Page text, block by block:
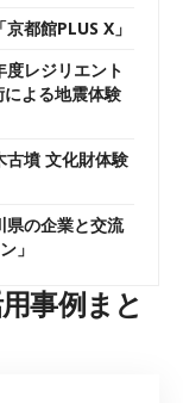
都館PLUS X」
レジリエント
よる地震体験
古墳 文化財体験
県の企業と交流
」
事例まと